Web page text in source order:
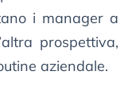
i manager a
prospettiva,
aziendale.